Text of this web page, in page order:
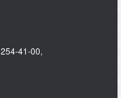
254-41-00,